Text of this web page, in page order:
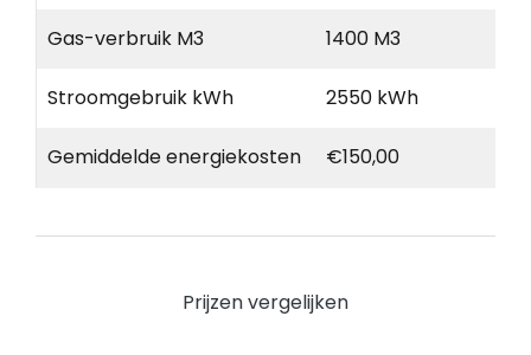
Gas-verbruik M3 1400 M3
Stroomgebruik kWh 2550 kWh
Gemiddelde energiekosten €150,00
Prijzen vergelijken